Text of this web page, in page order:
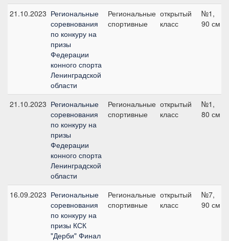
21.10.2023 Региональные
соревнования
по конкуру на
призы
Федерации
конного спорта
Ленинградской
области
Региональные
спортивные
открытый
класс
№1,
90 см
21.10.2023 Региональные
соревнования
по конкуру на
призы
Федерации
конного спорта
Ленинградской
области
Региональные
спортивные
открытый
класс
№1,
80 см
16.09.2023 Региональные
соревнования
по конкуру на
призы КСК
"Дерби" Финал
Региональные
спортивные
открытый
класс
№7,
90 см